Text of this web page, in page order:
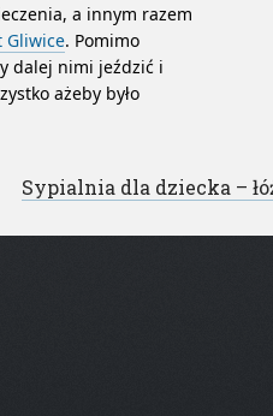
a innym razem
Gliwice. Pomimo
dalej nimi jeździć i
ażeby było